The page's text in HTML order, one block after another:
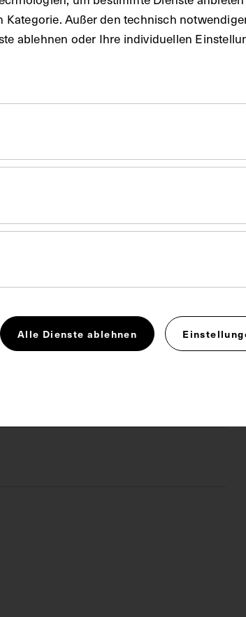
Schneider, Wien, angefertigt.
Außer den technisch
ablehnen oder Ihre individuellen
Alle Dienste ablehnen